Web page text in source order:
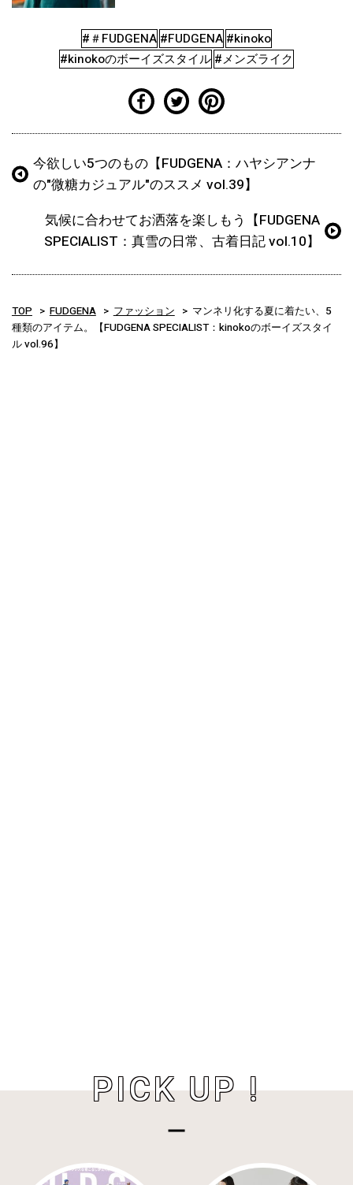
#＃FUDGENA #FUDGENA #kinoko
#kinokoのボーイズスタイル #メンズライク
今欲しい5つのもの【FUDGENA：ハヤシアンナ
の"微糖カジュアル"のススメ vol.39】
気候に合わせてお洒落を楽しもう【FUDGENA
SPECIALIST：真雪の日常、古着日記 vol.10】
TOP FUDGENA ファッション
マンネリ化する夏に着たい、5
種類のアイテム。【FUDGENA SPECIALIST：kinokoのボーイズスタイ
ル vol.96】
PICK UP !